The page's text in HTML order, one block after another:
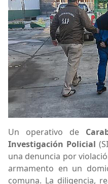
Un operativo de
Investigación Policial
una denuncia por
armamento en un
comuna. La diligencia,